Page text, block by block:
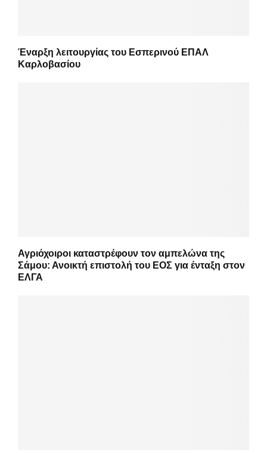
Έναρξη λειτουργίας του Εσπερινού ΕΠΑΛ
Καρλοβασίου
Αγριόχοιροι καταστρέφουν τον αμπελώνα της
Σάμου: Ανοικτή επιστολή του ΕΟΣ για ένταξη στον
ΕΛΓΑ